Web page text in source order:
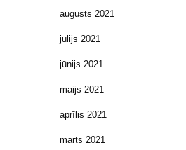
augusts 2021
jūlijs 2021
jūnijs 2021
maijs 2021
aprīlis 2021
marts 2021